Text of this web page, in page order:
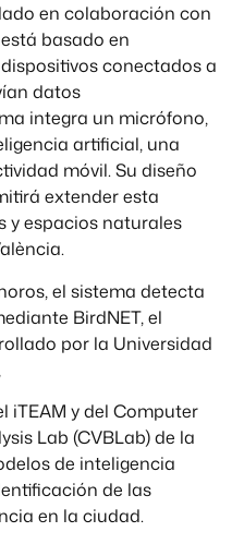
en colaboración con
basado en
conectados a
datos
integra un micrófono,
artificial, una
móvil. Su diseño
extender esta
y espacios naturales
el sistema detecta
BirdNET, el
por la Universidad
iTEAM y del Computer
Lab (CVBLab) de la
de inteligencia
de las
en la ciudad.